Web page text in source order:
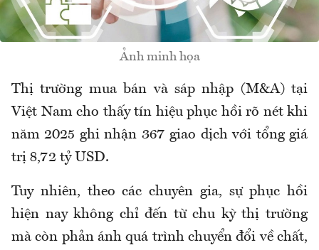
Ảnh minh họa
Thị trường mua bán và sáp nhập (M&A) tại
Việt Nam cho thấy tín hiệu phục hồi rõ nét khi
năm 2025 ghi nhận 367 giao dịch với tổng giá
trị 8,72 tỷ USD.
Tuy nhiên, theo các chuyên gia, sự phục hồi
hiện nay không chỉ đến từ chu kỳ thị trường
mà còn phản ánh quá trình chuyển đổi về chất,